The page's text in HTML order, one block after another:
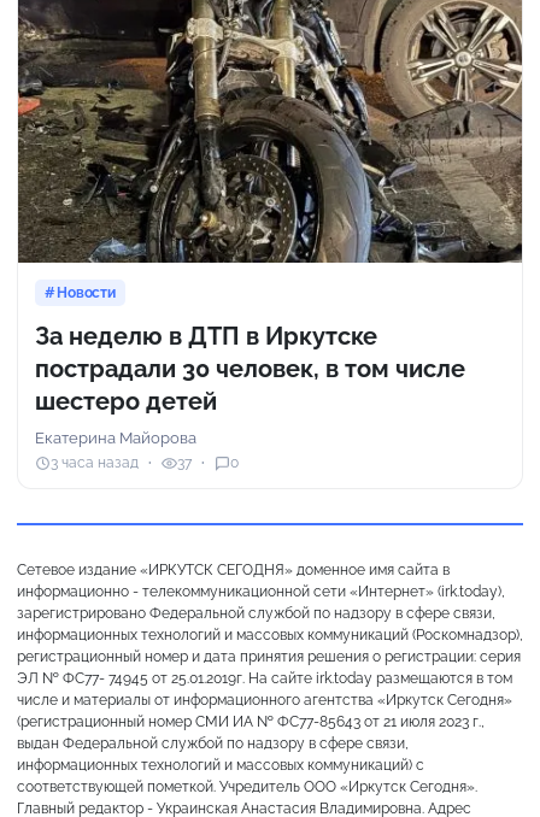
Новости
За неделю в ДТП в Иркутске
пострадали 30 человек, в том числе
шестеро детей
Екатерина Майорова
3 часа назад 37 0
Сетевое издание «ИРКУТСК СЕГОДНЯ» доменное имя сайта в
информационно - телекоммуникационной сети «Интернет» (irk.today),
зарегистрировано Федеральной службой по надзору в сфере связи,
информационных технологий и массовых коммуникаций (Роскомнадзор),
регистрационный номер и дата принятия решения о регистрации: серия
ЭЛ № ФС77- 74945 от 25.01.2019г. На сайте irk.today размещаются в том
числе и материалы от информационного агентства «Иркутск Сегодня»
(регистрационный номер СМИ ИА № ФС77-85643 от 21 июля 2023 г.,
выдан Федеральной службой по надзору в сфере связи,
информационных технологий и массовых коммуникаций) с
соответствующей пометкой. Учредитель ООО «Иркутск Сегодня».
Главный редактор - Украинская Анастасия Владимировна. Адрес